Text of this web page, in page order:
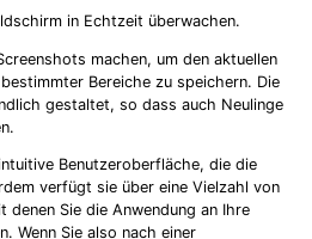
in Echtzeit überwachen.
machen, um den aktuellen
Bereiche zu speichern. Die
gestaltet, so dass auch Neulinge
Benutzeroberfläche, die die
verfügt sie über eine Vielzahl von
denen Sie die Anwendung an Ihre
Wenn Sie also nach einer